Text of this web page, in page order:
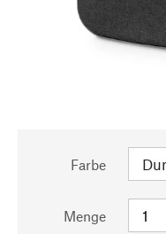
Farbe
Menge